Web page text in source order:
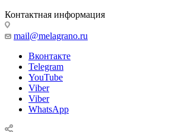
Контактная информация
mail@melagrano.ru
Вконтакте
Telegram
YouTube
Viber
Viber
WhatsApp